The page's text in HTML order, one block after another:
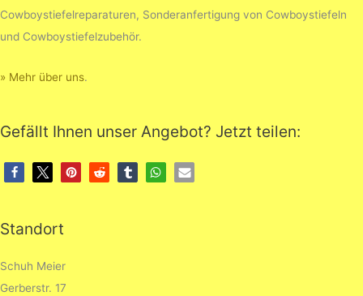
Cowboystiefelreparaturen, Sonderanfertigung von Cowboystiefeln
und Cowboystiefelzubehör.
» Mehr über uns.
Gefällt Ihnen unser Angebot? Jetzt teilen:
Standort
Schuh Meier
Gerberstr. 17